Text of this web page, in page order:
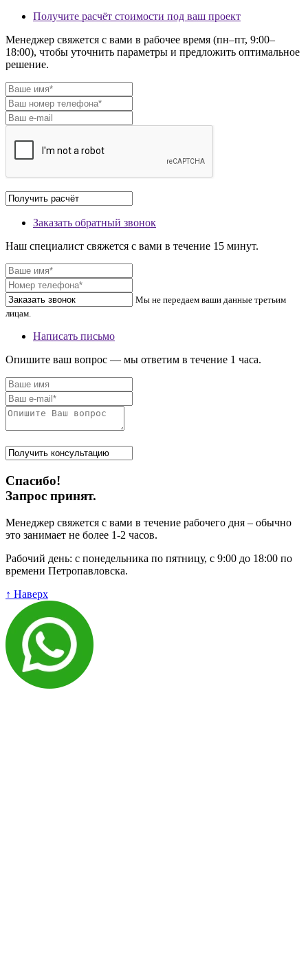
Получите расчёт стоимости под ваш проект
Менеджер свяжется с вами в рабочее время (пн–пт, 9:00–
18:00), чтобы уточнить параметры и предложить оптимальное
решение.
Заказать обратный звонок
Наш специалист свяжется с вами в течение 15 минут.
Мы не передаем ваши данные третьим
лицам.
Написать письмо
Опишите ваш вопрос — мы ответим в течение 1 часа.
Спасибо!
Запрос принят.
Менеджер свяжется с вами в течение рабочего дня – обычно
это занимает не более 1-2 часов.
Рабочий день: с понедельника по пятницу, с 9:00 до 18:00 по
времени Петропавловска.
↑ Наверх